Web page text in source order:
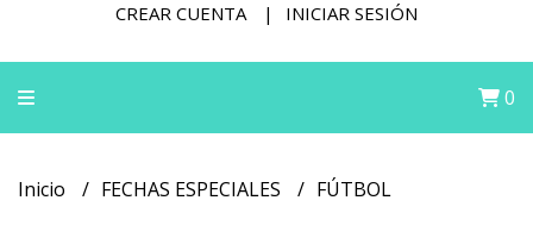
CREAR CUENTA INICIAR SESIÓN
0
Inicio FECHAS ESPECIALES FÚTBOL